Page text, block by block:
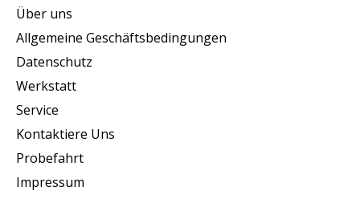
Über uns
Allgemeine Geschäftsbedingungen
Datenschutz
Werkstatt
Service
Kontaktiere Uns
Probefahrt
Impressum